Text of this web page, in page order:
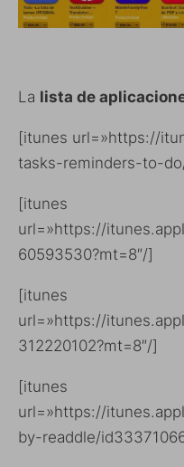
La lista de
[itunes url=»https://
tasks-reminders-to-
[itunes
url=»https://
60593530?mt=8″/]
[itunes
url=»https://
312220102?mt=8″/]
[itunes
url=»https://
by-readdle/